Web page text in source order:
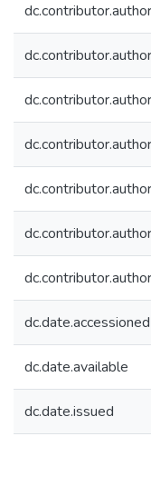
dc.contributor.author
dc.contributor.author
dc.contributor.author
dc.contributor.author
dc.contributor.author
dc.contributor.author
dc.contributor.author
dc.date.accessioned
dc.date.available
dc.date.issued